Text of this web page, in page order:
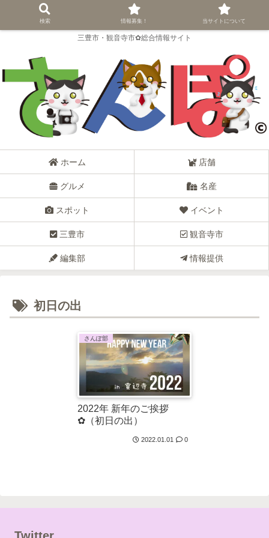
三豊市・観音寺市✿総合情報サイト
ホーム 店舗
グルメ 名産
スポット イベント
三豊市 観音寺市
編集部 情報提供
初日の出
さんぽ部
2022年 新年のご挨拶
✿（初日の出）
2022.01.01 0
Twitter
検索 情報募集！ 当サイトについて